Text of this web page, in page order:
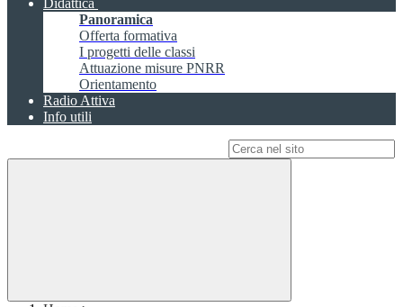
Didattica
Panoramica
Offerta formativa
I progetti delle classi
Attuazione misure PNRR
Orientamento
Radio Attiva
Info utili